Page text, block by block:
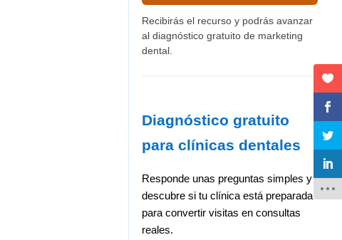
Recibirás el recurso y podrás avanzar
al diagnóstico gratuito de marketing
dental.
Diagnóstico gratuito
para clínicas dentales
Responde unas preguntas simples y
descubre si tu clínica está preparada
para convertir visitas en consultas
reales.